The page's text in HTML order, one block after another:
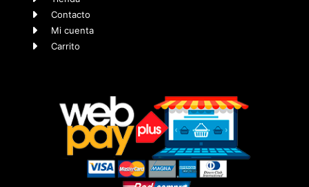
Contacto
Mi cuenta
Carrito